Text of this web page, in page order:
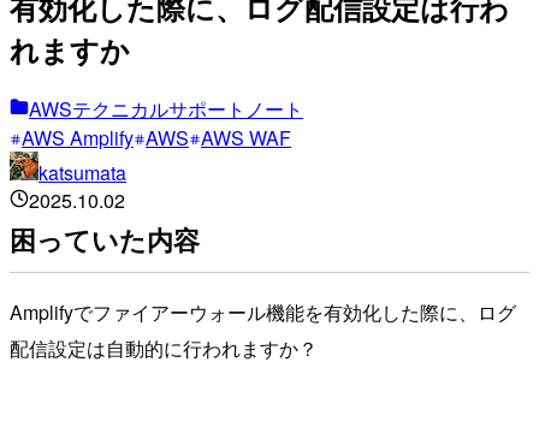
れますか
AWSテクニカルサポートノート
AWS Amplify AWS AWS WAF
katsumata
2025.10.02
困っていた内容
Amplifyでファイアーウォール機能を有効化した際に、ログ
配信設定は自動的に行われますか？